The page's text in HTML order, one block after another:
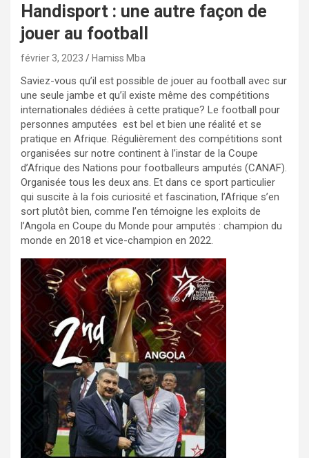
Handisport : une autre façon de
jouer au football
février 3, 2023 Hamiss Mba
Saviez-vous qu’il est possible de jouer au football avec sur
une seule jambe et qu’il existe même des compétitions
internationales dédiées à cette pratique? Le football pour
personnes amputées est bel et bien une réalité et se
pratique en Afrique. Régulièrement des compétitions sont
organisées sur notre continent à l’instar de la Coupe
d’Afrique des Nations pour footballeurs amputés (CANAF).
Organisée tous les deux ans. Et dans ce sport particulier
qui suscite à la fois curiosité et fascination, l’Afrique s’en
sort plutôt bien, comme l’en témoigne les exploits de
l’Angola en Coupe du Monde pour amputés : champion du
monde en 2018 et vice-champion en 2022.